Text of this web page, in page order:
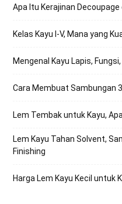
Apa Itu Kerajinan
Kelas Kayu I-V, Mana yang
Mengenal Kayu Lapis,
Cara Membuat Sambungan
Lem Tembak untuk Kayu,
Lem Kayu Tahan Solvent,
Finishing
Harga Lem Kayu Kecil untuk